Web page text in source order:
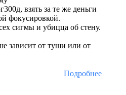
взять за те же деньги
фокусировкой.
сигмы и убицца об стену.
зависит от туши или от
Подробнее